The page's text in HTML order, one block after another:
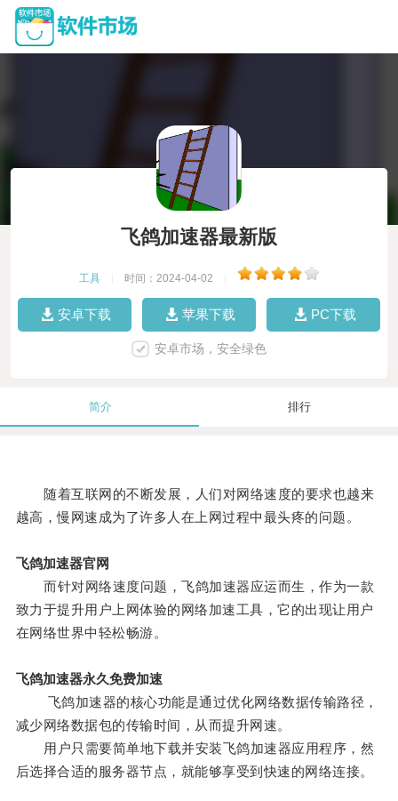
飞鸽加速器最新版
工具 时间：2024-04-02
安卓下载 苹果下载 PC下载
安卓市场，安全绿色
简介 排行
随着互联网的不断发展，人们对网络速度的要求也越来
越高，慢网速成为了许多人在上网过程中最头疼的问题。
飞鸽加速器官网
而针对网络速度问题，飞鸽加速器应运而生，作为一款
致力于提升用户上网体验的网络加速工具，它的出现让用户
在网络世界中轻松畅游。
飞鸽加速器永久免费加速
飞鸽加速器的核心功能是通过优化网络数据传输路径，
减少网络数据包的传输时间，从而提升网速。
用户只需要简单地下载并安装飞鸽加速器应用程序，然
后选择合适的服务器节点，就能够享受到快速的网络连接。